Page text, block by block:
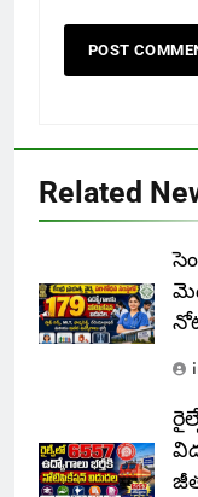
Related